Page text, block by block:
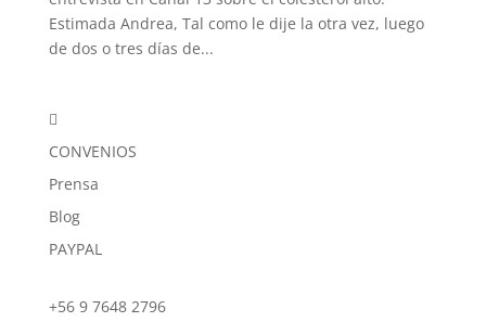
Estimada Andrea, Tal como le dije la otra vez, luego
de dos o tres días de...

CONVENIOS
Prensa
Blog
PAYPAL
+56 9 7648 2796